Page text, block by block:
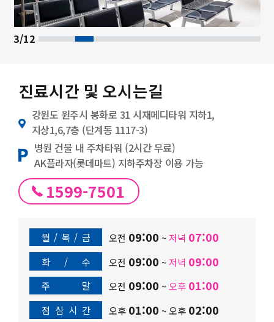
3/12
진료시간 및 오시는길
강원도 원주시 봉화로 31 시재메디타워 지하1,
지상1,6,7층 (단계동 1117-3)
병원 건물 내 주차타워 (2시간 무료)
AK플라자(롯데마트) 지하주차장 이용 가능
1599-7501
월 / 목 / 금 오전 09:00 ~저녁 07:00
화 / 수 오전 09:00 ~저녁 09:00
주 말 오전 09:00 ~오후 01:00
점 심 시 간 오후 01:00 ~오후 02:00